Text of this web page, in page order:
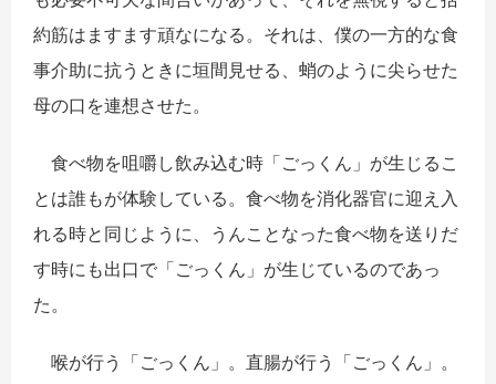
約筋はますます頑なになる。それは、僕の一方的な食
事介助に抗うときに垣間見せる、蛸のように尖らせた
母の口を連想させた。
食べ物を咀嚼し飲み込む時「ごっくん」が生じるこ
とは誰もが体験している。食べ物を消化器官に迎え入
れる時と同じように、うんことなった食べ物を送りだ
す時にも出口で「ごっくん」が生じているのであっ
た。
喉が行う「ごっくん」。直腸が行う「ごっくん」。